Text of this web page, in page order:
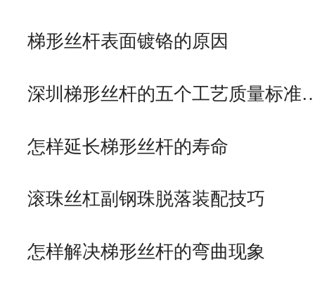
梯形丝杆表面镀铬的原因
深圳梯形丝杆的五个工艺质量标准
怎样延长梯形丝杆的寿命
滚珠丝杠副钢珠脱落装配技巧
怎样解决梯形丝杆的弯曲现象